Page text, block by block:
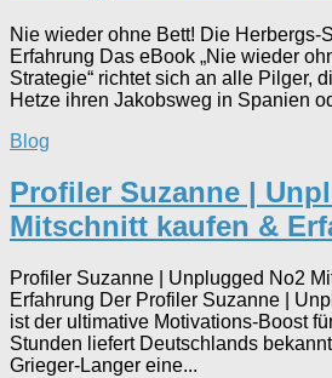
Nie wieder ohne Bett! Die Herbergs-
Erfahrung Das eBook „Nie wieder
Strategie“ richtet sich an alle Pilger,
Hetze ihren Jakobsweg in Spanien
Blog
Profiler Suzanne |
Mitschnitt kaufen &
Profiler Suzanne | Unplugged No2
Erfahrung Der Profiler Suzanne |
ist der ultimative Motivations-Boost
Stunden liefert Deutschlands
Grieger-Langer eine...